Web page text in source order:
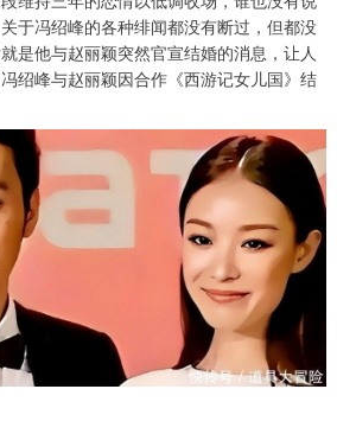
于冯绍峰的各种绯闻都没有断过，但都没
是他与赵丽颖突然官宣结婚的消息，让人
绍峰与赵丽颖因合作《西游记女儿国》结